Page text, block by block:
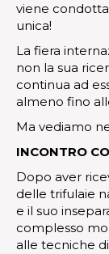
viene
unica!
La fiera
non la sua
continua ad
almeno fino
Ma vediamo
INCONTRO
Dopo aver
delle trifulaie
e il suo
complesso
alle tecniche